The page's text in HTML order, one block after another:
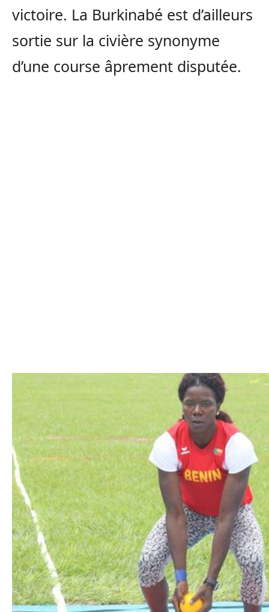
victoire. La Burkinabé est d’ailleurs
sortie sur la civière synonyme
d’une course âprement disputée.